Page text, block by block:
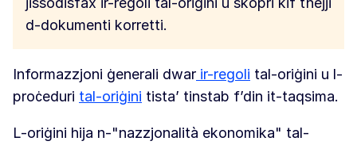
d-dokumenti korretti.
Informazzjoni ġenerali dwar ir-regoli tal-oriġini u l-
proċeduri tal-oriġini tista’ tinstab f’din it-taqsima.
L-oriġini hija n-"nazzjonalità ekonomika" tal-